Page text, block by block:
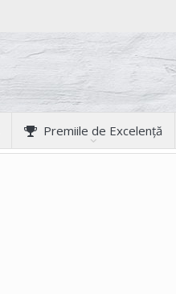
Premiile de Excelență